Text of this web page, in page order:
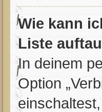
Wie kann
Liste
In deinem
Option